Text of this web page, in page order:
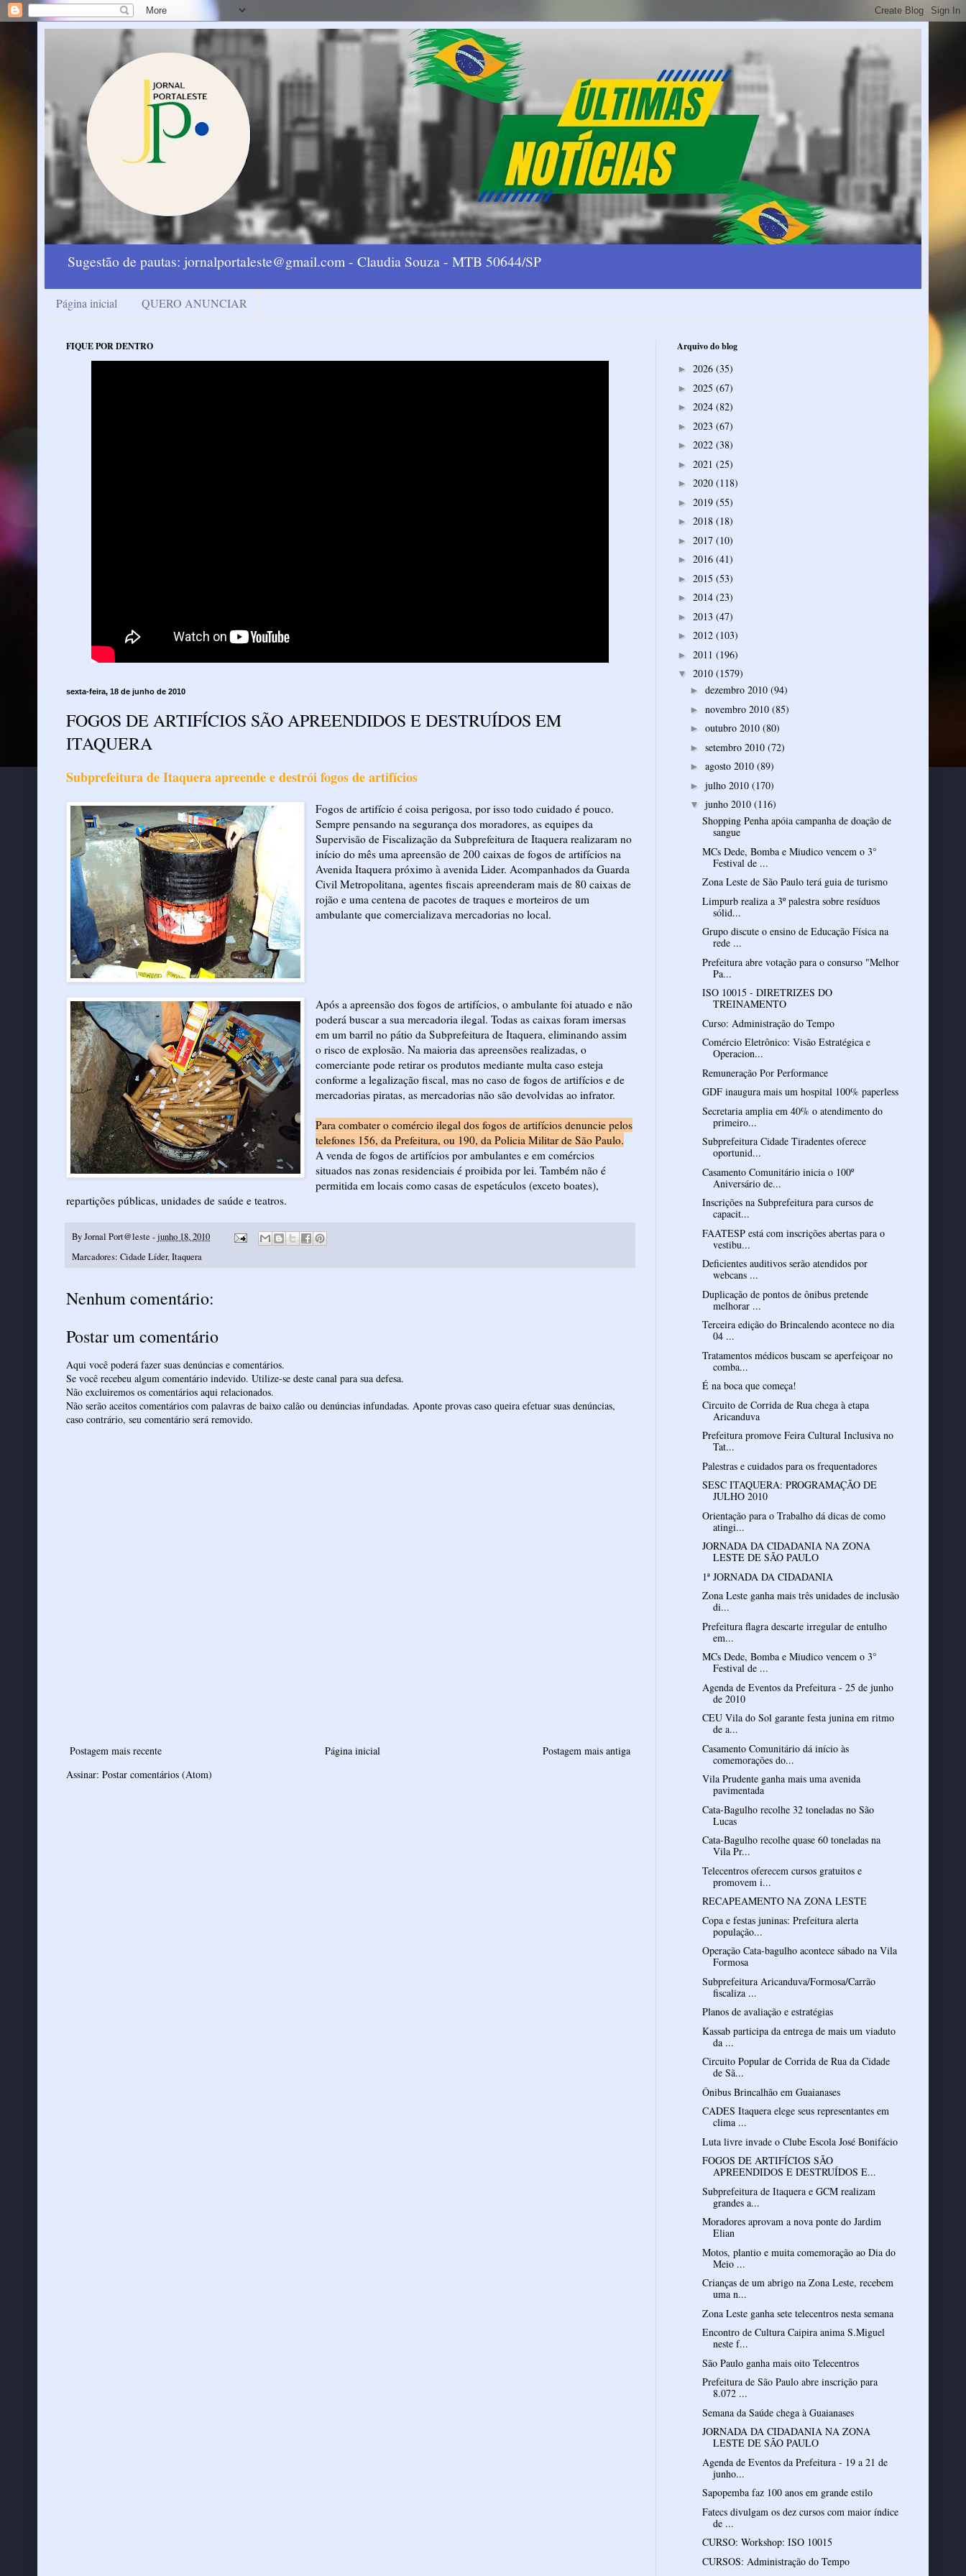
Sugestão de pautas: jornalportaleste@gmail.com - Claudia Souza - MTB 50644/SP
Página inicial QUERO ANUNCIAR
FIQUE POR DENTRO
sexta-feira, 18 de junho de 2010
FOGOS DE ARTIFÍCIOS SÃO APREENDIDOS E DESTRUÍDOS EM
ITAQUERA
Subprefeitura de Itaquera apreende e destrói fogos de artifícios
Fogos de artifício é coisa perigosa, por isso todo cuidado é pouco.
Sempre pensando na segurança dos moradores, as equipes da
Supervisão de Fiscalização da Subprefeitura de Itaquera realizaram no
início do mês uma apreensão de 200 caixas de fogos de artifícios na
Avenida Itaquera próximo à avenida Lider. Acompanhados da Guarda
Civil Metropolitana, agentes fiscais apreenderam mais de 80 caixas de
rojão e uma centena de pacotes de traques e morteiros de um
ambulante que comercializava mercadorias no local.
Após a apreensão dos fogos de artifícios, o ambulante foi atuado e não
poderá buscar a sua mercadoria ilegal. Todas as caixas foram imersas
em um barril no pátio da Subprefeitura de Itaquera, eliminando assim
o risco de explosão. Na maioria das apreensões realizadas, o
comerciante pode retirar os produtos mediante multa caso esteja
conforme a legalização fiscal, mas no caso de fogos de artifícios e de
mercadorias piratas, as mercadorias não são devolvidas ao infrator.
Para combater o comércio ilegal dos fogos de artifícios denuncie pelos
telefones 156, da Prefeitura, ou 190, da Policia Militar de São Paulo.
A venda de fogos de artifícios por ambulantes e em comércios
situados nas zonas residenciais é proibida por lei. Também não é
permitida em locais como casas de espetáculos (exceto boates),
repartições públicas, unidades de saúde e teatros.
ByJornal Port@leste -junho 18, 2010
Marcadores: Cidade Líder,Itaquera
Nenhum comentário:
Postar um comentário
Aqui você poderá fazer suas denúncias e comentários.
Se você recebeu algum comentário indevido. Utilize-se deste canal para sua defesa.
Não excluiremos os comentários aqui relacionados.
Não serão aceitos comentários com palavras de baixo calão ou denúncias infundadas. Aponte provas caso queira efetuar suas denúncias,
caso contrário, seu comentário será removido.
Postagem mais recente Postagem mais antiga
Página inicial
Assinar: Postar comentários (Atom)
Arquivo do blog
► 2026 (35)
► 2025 (67)
► 2024 (82)
► 2023 (67)
► 2022 (38)
► 2021 (25)
► 2020 (118)
► 2019 (55)
► 2018 (18)
► 2017 (10)
► 2016 (41)
► 2015 (53)
► 2014 (23)
► 2013 (47)
► 2012 (103)
► 2011 (196)
▼ 2010 (1579)
► dezembro 2010 (94)
► novembro 2010 (85)
► outubro 2010 (80)
► setembro 2010 (72)
► agosto 2010 (89)
► julho 2010 (170)
▼ junho 2010 (116)
Shopping Penha apóia campanha de doação de
sangue
MCs Dede, Bomba e Miudico vencem o 3°
Festival de ...
Zona Leste de São Paulo terá guia de turismo
Limpurb realiza a 3º palestra sobre resíduos
sólid...
Grupo discute o ensino de Educação Física na
rede ...
Prefeitura abre votação para o consurso "Melhor
Pa...
ISO 10015 - DIRETRIZES DO
TREINAMENTO
Curso: Administração do Tempo
Comércio Eletrônico: Visão Estratégica e
Operacion...
Remuneração Por Performance
GDF inaugura mais um hospital 100% paperless
Secretaria amplia em 40% o atendimento do
primeiro...
Subprefeitura Cidade Tiradentes oferece
oportunid...
Casamento Comunitário inicia o 100º
Aniversário de...
Inscrições na Subprefeitura para cursos de
capacit...
FAATESP está com inscrições abertas para o
vestibu...
Deficientes auditivos serão atendidos por
webcans ...
Duplicação de pontos de ônibus pretende
melhorar ...
Terceira edição do Brincalendo acontece no dia
04 ...
Tratamentos médicos buscam se aperfeiçoar no
comba...
É na boca que começa!
Circuito de Corrida de Rua chega à etapa
Aricanduva
Prefeitura promove Feira Cultural Inclusiva no
Tat...
Palestras e cuidados para os frequentadores
SESC ITAQUERA: PROGRAMAÇÃO DE
JULHO 2010
Orientação para o Trabalho dá dicas de como
atingi...
JORNADA DA CIDADANIA NA ZONA
LESTE DE SÃO PAULO
1ª JORNADA DA CIDADANIA
Zona Leste ganha mais três unidades de inclusão
di...
Prefeitura flagra descarte irregular de entulho
em...
MCs Dede, Bomba e Miudico vencem o 3°
Festival de ...
Agenda de Eventos da Prefeitura - 25 de junho
de 2010
CEU Vila do Sol garante festa junina em ritmo
de a...
Casamento Comunitário dá início às
comemorações do...
Vila Prudente ganha mais uma avenida
pavimentada
Cata-Bagulho recolhe 32 toneladas no São
Lucas
Cata-Bagulho recolhe quase 60 toneladas na
Vila Pr...
Telecentros oferecem cursos gratuitos e
promovem i...
RECAPEAMENTO NA ZONA LESTE
Copa e festas juninas: Prefeitura alerta
população...
Operação Cata-bagulho acontece sábado na Vila
Formosa
Subprefeitura Aricanduva/Formosa/Carrão
fiscaliza ...
Planos de avaliação e estratégias
Kassab participa da entrega de mais um viaduto
da ...
Circuito Popular de Corrida de Rua da Cidade
de Sã...
Ônibus Brincalhão em Guaianases
CADES Itaquera elege seus representantes em
clima ...
Luta livre invade o Clube Escola José Bonifácio
FOGOS DE ARTIFÍCIOS SÃO
APREENDIDOS E DESTRUÍDOS E...
Subprefeitura de Itaquera e GCM realizam
grandes a...
Moradores aprovam a nova ponte do Jardim
Elian
Motos, plantio e muita comemoração ao Dia do
Meio ...
Crianças de um abrigo na Zona Leste, recebem
uma n...
Zona Leste ganha sete telecentros nesta semana
Encontro de Cultura Caipira anima S.Miguel
neste f...
São Paulo ganha mais oito Telecentros
Prefeitura de São Paulo abre inscrição para
8.072 ...
Semana da Saúde chega à Guaianases
JORNADA DA CIDADANIA NA ZONA
LESTE DE SÃO PAULO
Agenda de Eventos da Prefeitura - 19 a 21 de
junho...
Sapopemba faz 100 anos em grande estilo
Fatecs divulgam os dez cursos com maior índice
de ...
CURSO: Workshop: ISO 10015
CURSOS: Administração do Tempo